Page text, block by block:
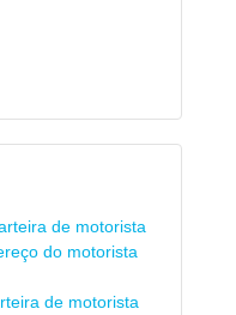
de motorista
do motorista
de motorista